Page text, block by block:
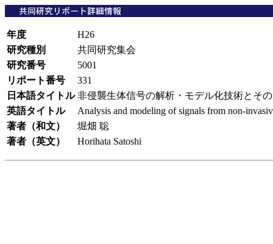
年度
H26
研究種別
共同研究集会
研究番号
5001
リポート番号
331
日本語タイトル 非侵襲生体信号の解析・モデル化技術とそ
英語タイトル
Analysis and modeling of signals from non-
著者（和文）
堀畑 聡
著者（英文）
Horihata Satoshi